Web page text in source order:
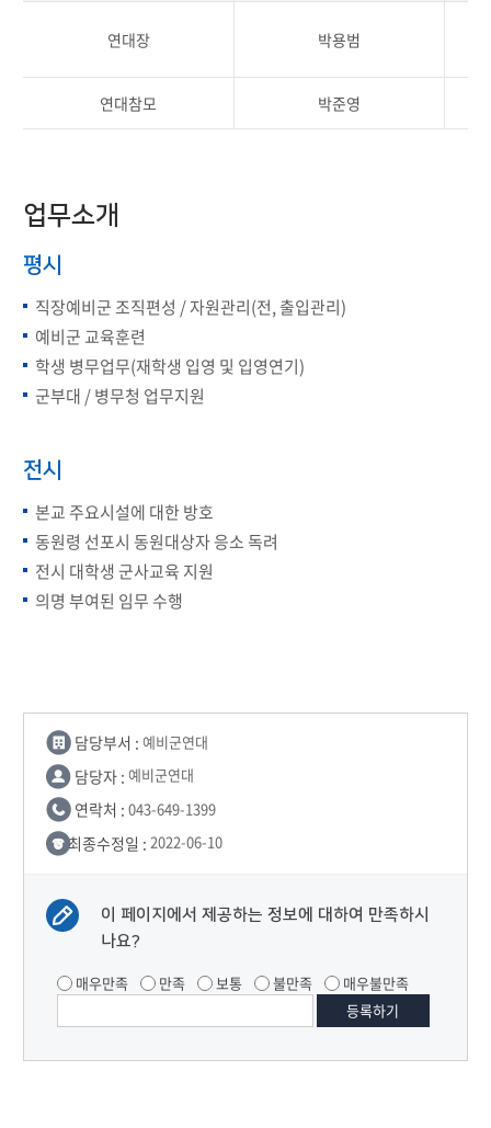
연대장 박용범
연대참모 박준영
업무소개
평시
직장예비군 조직편성 / 자원관리(전, 출입관리)
예비군 교육훈련
학생 병무업무(재학생 입영 및 입영연기)
군부대 / 병무청 업무지원
전시
본교 주요시설에 대한 방호
동원령 선포시 동원대상자 응소 독려
전시 대학생 군사교육 지원
의명 부여된 임무 수행
담당부서 : 예비군연대
담당자 : 예비군연대
연락처 : 043-649-1399
최종수정일 : 2022-06-10
이 페이지에서 제공하는 정보에 대하여 만족하시
나요?
매우만족 만족 보통 불만족 매우불만족